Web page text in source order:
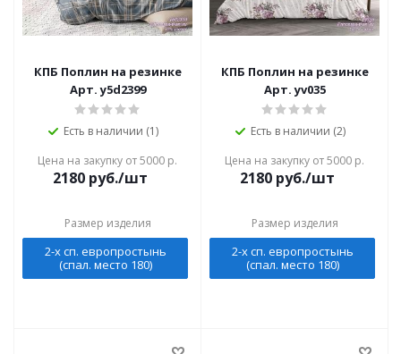
КПБ Поплин на резинке
Арт. y5d2399
Есть в наличии (1)
Цена на закупку от 5000 р.
2180 руб./шт
Размер изделия
2-х сп. европростынь
(спал. место 180)
КПБ Поплин на резинке
Арт. yv035
Есть в наличии (2)
Цена на закупку от 5000 р.
2180 руб./шт
Размер изделия
2-х сп. европростынь
(спал. место 180)